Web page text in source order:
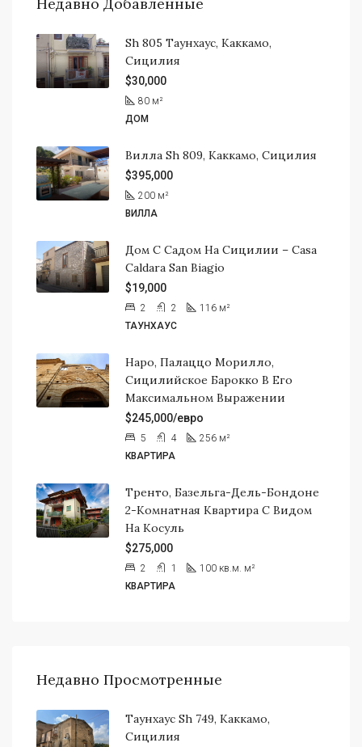
Sh 805 Таунхаус, Каккамо,
Сицилия
$30,000
80 м²
ДОМ
Вилла Sh 809, Каккамо, Сицилия
$395,000
200 м²
ВИЛЛА
Дом С Садом На Сицилии – Casa
Caldara San Biagio
$19,000
2 2 116 м²
ТАУНХАУС
Наро, Палаццо Морилло,
Сицилийское Барокко В Его
Максимальном Выражении
$245,000/евро
5 4 256 м²
КВАРТИРА
Тренто, Базельга-Дель-Бондоне
2-Комнатная Квартира С Видом
На Косуль
$275,000
2 1 100 кв.м. м²
КВАРТИРА
Недавно Просмотренные
Таунхаус Sh 749, Каккамо,
Сицилия